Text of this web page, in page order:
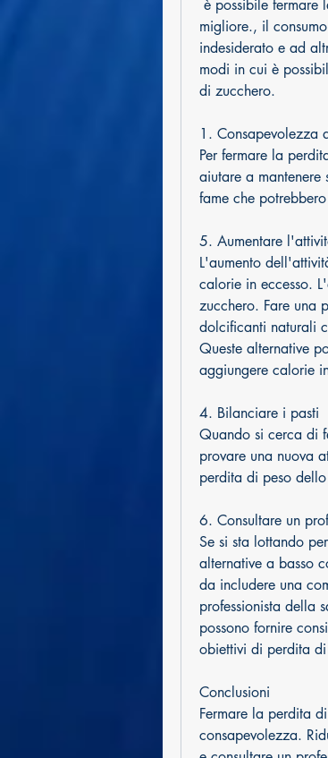
migliore., il
indesiderato e ad
modi in cui è
di zucchero.
1. Consapevolezza
Per fermare la
aiutare a
fame che
5. Aumentare
L'aumento
calorie in eccesso.
zucchero. Fare una
dolcificanti naturali
Queste alternative
aggiungere calorie
4. Bilanciare i pasti
Quando si cerca di
provare una nuova
perdita di peso
6. Consultare un
Se si sta lottando
alternative a basso
da includere una
professionista della
possono fornire
obiettivi di perdita
Conclusioni
Fermare la perdita
consapevolezza.